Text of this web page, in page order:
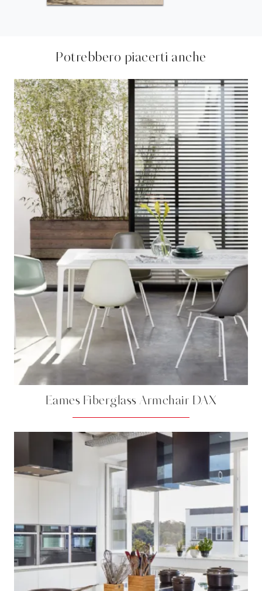
Potrebbero piacerti anche
Eames Fiberglass Armchair DAX